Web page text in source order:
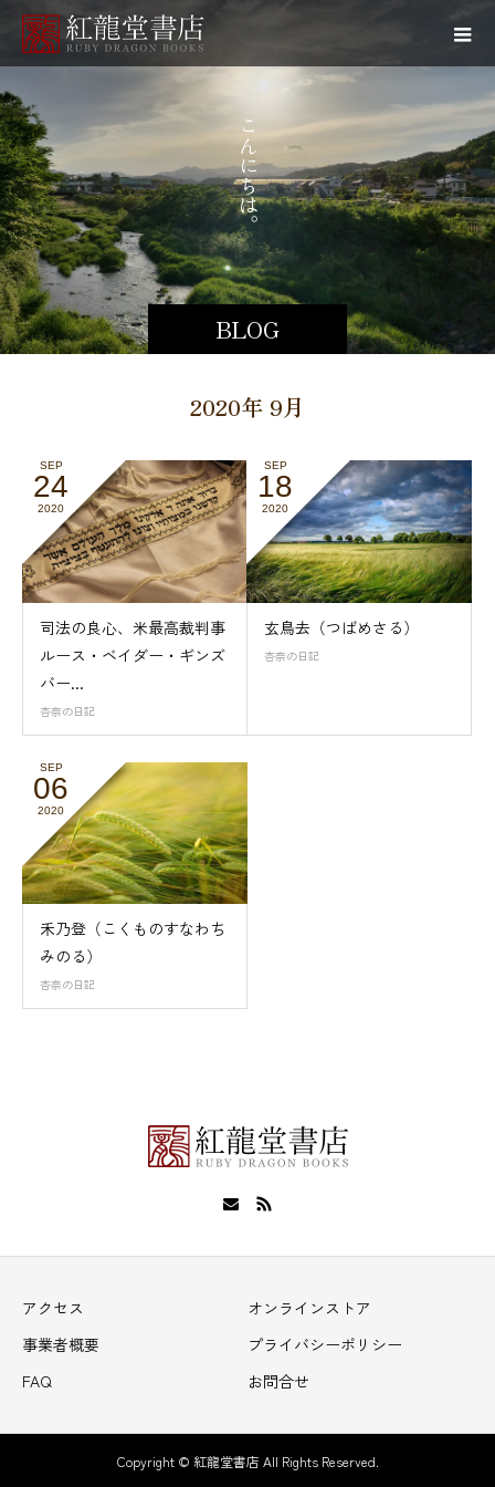
BLOG
こ
ん
に
ち
は
。
お
元
2020年 9月
SEP
24
2020
司法の良心、米最高裁判事
ルース・ベイダー・ギンズ
バー...
杏奈の日記
SEP
18
2020
玄鳥去（つばめさる）
杏奈の日記
SEP
06
2020
禾乃登（こくものすなわち
みのる）
杏奈の日記
アクセス
オンラインストア
事業者概要
プライバシーポリシー
FAQ
お問合せ
Copyright © 紅龍堂書店 All Rights Reserved.